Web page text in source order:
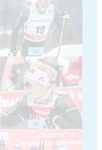
44
46